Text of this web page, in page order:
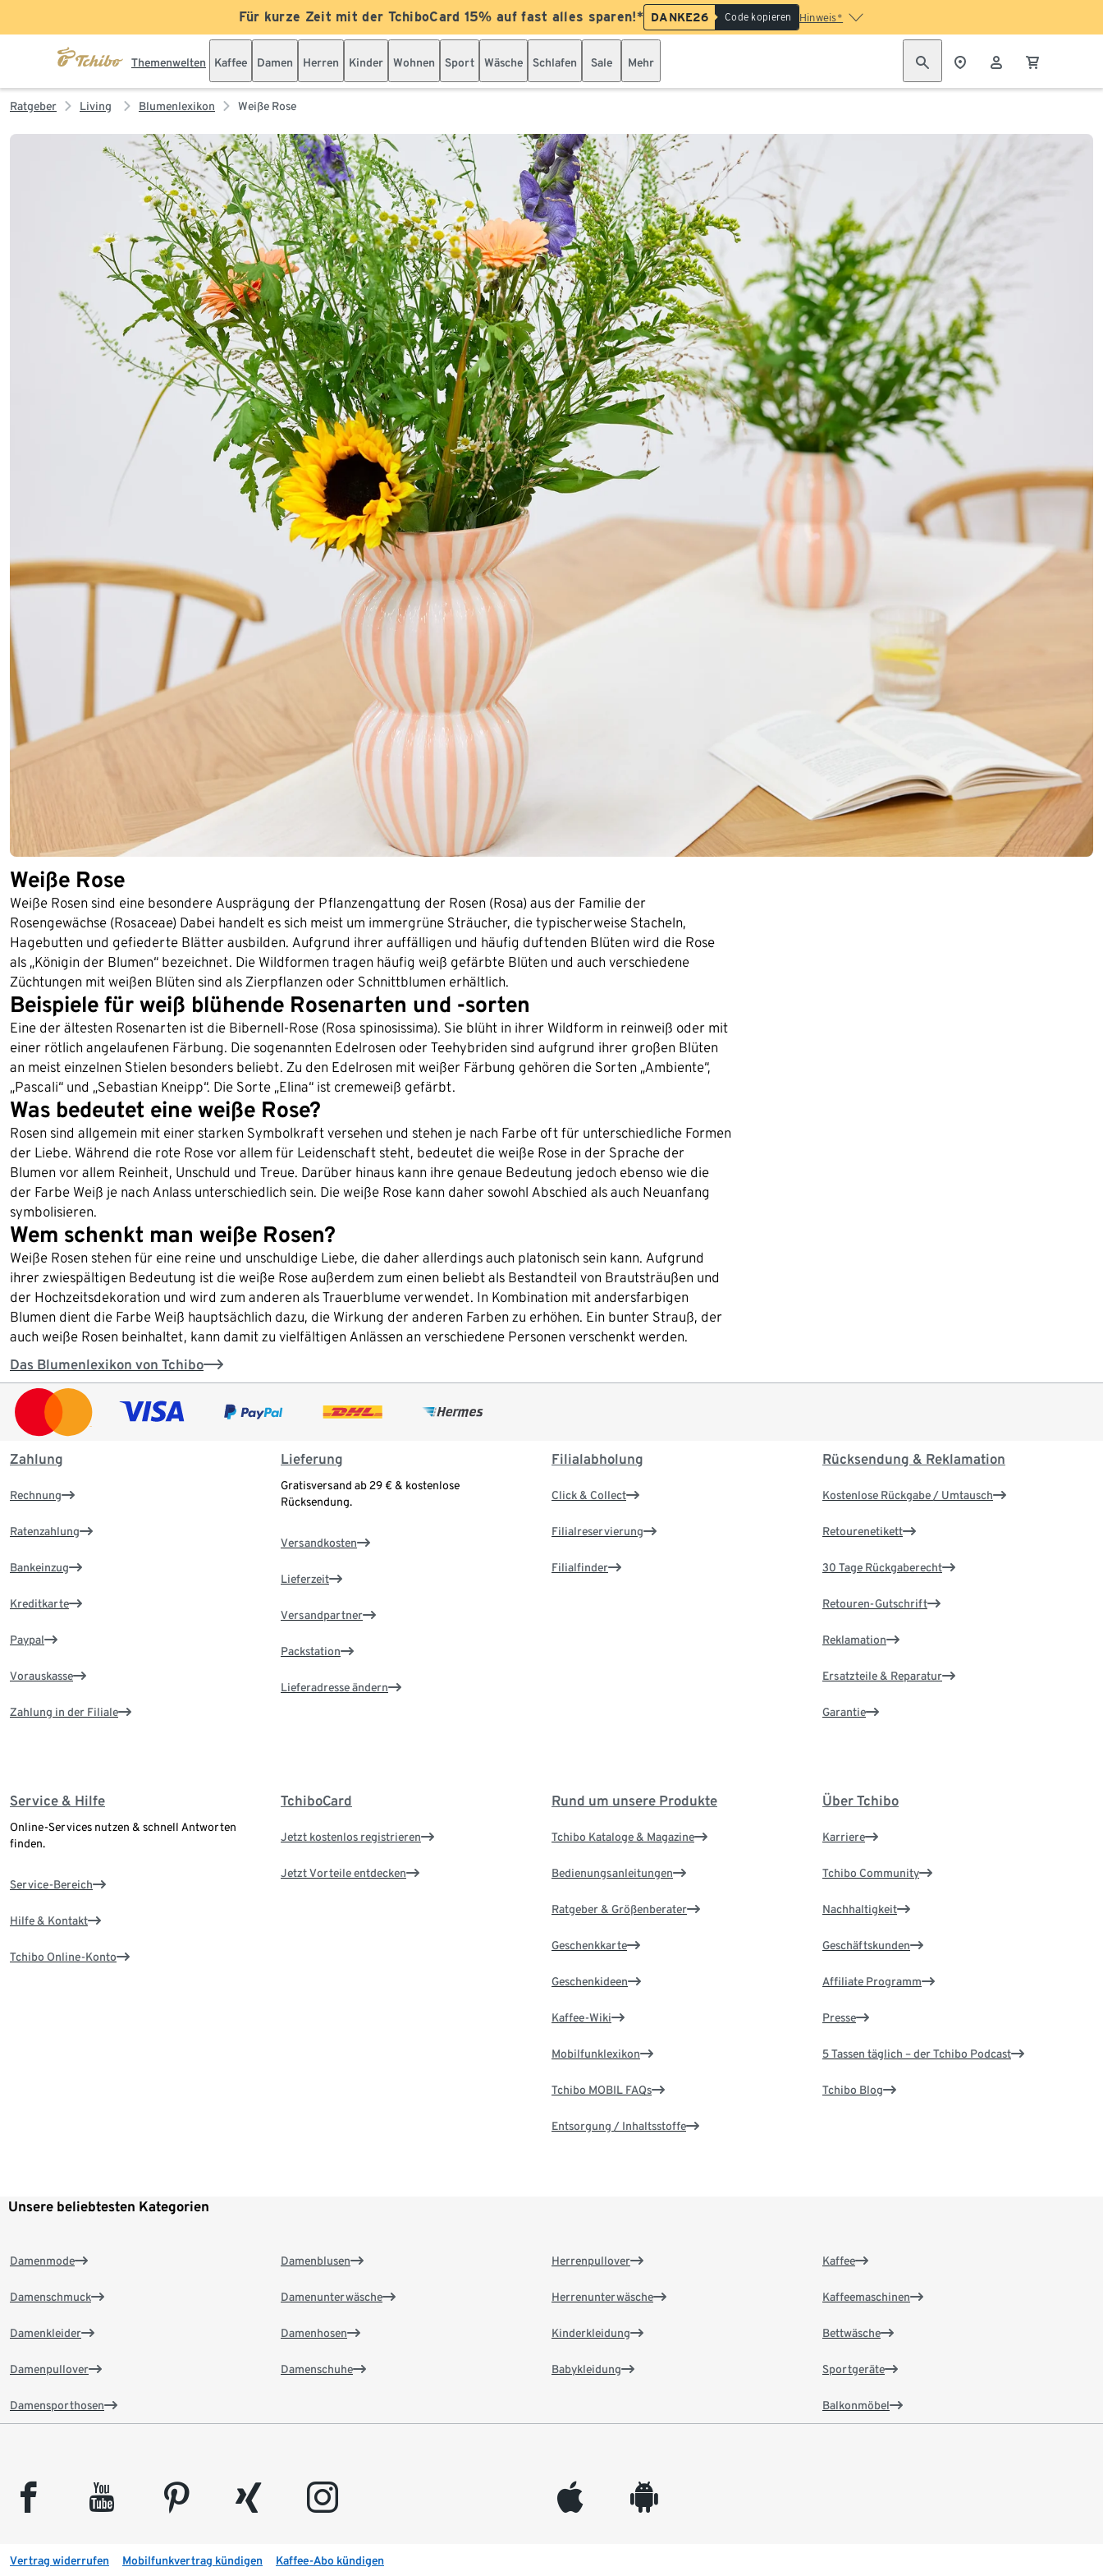
Für kurze Zeit mit der TchiboCard 15% auf fast alles sparen!* DANKE26 Code kopieren Hinweis*
Themenwelten Kaffee Damen Herren Kinder Wohnen Sport Wäsche Schlafen Sale Mehr
Ratgeber Living Blumenlexikon Weiße Rose
Weiße Rose
Weiße Rosen sind eine besondere Ausprägung der Pflanzengattung der Rosen (Rosa) aus der Familie der
Rosengewächse (Rosaceae) Dabei handelt es sich meist um immergrüne Sträucher, die typischerweise Stacheln,
Hagebutten und gefiederte Blätter ausbilden. Aufgrund ihrer auffälligen und häufig duftenden Blüten wird die Rose
als „Königin der Blumen“ bezeichnet. Die Wildformen tragen häufig weiß gefärbte Blüten und auch verschiedene
Züchtungen mit weißen Blüten sind als Zierpflanzen oder Schnittblumen erhältlich.
Beispiele für weiß blühende Rosenarten und -sorten
Eine der ältesten Rosenarten ist die Bibernell-Rose (Rosa spinosissima). Sie blüht in ihrer Wildform in reinweiß oder mit
einer rötlich angelaufenen Färbung. Die sogenannten Edelrosen oder Teehybriden sind aufgrund ihrer großen Blüten
an meist einzelnen Stielen besonders beliebt. Zu den Edelrosen mit weißer Färbung gehören die Sorten „Ambiente“,
„Pascali“ und „Sebastian Kneipp“. Die Sorte „Elina“ ist cremeweiß gefärbt.
Was bedeutet eine weiße Rose?
Rosen sind allgemein mit einer starken Symbolkraft versehen und stehen je nach Farbe oft für unterschiedliche Formen
der Liebe. Während die rote Rose vor allem für Leidenschaft steht, bedeutet die weiße Rose in der Sprache der
Blumen vor allem Reinheit, Unschuld und Treue. Darüber hinaus kann ihre genaue Bedeutung jedoch ebenso wie die
der Farbe Weiß je nach Anlass unterschiedlich sein. Die weiße Rose kann daher sowohl Abschied als auch Neuanfang
symbolisieren.
Wem schenkt man weiße Rosen?
Weiße Rosen stehen für eine reine und unschuldige Liebe, die daher allerdings auch platonisch sein kann. Aufgrund
ihrer zwiespältigen Bedeutung ist die weiße Rose außerdem zum einen beliebt als Bestandteil von Brautsträußen und
der Hochzeitsdekoration und wird zum anderen als Trauerblume verwendet. In Kombination mit andersfarbigen
Blumen dient die Farbe Weiß hauptsächlich dazu, die Wirkung der anderen Farben zu erhöhen. Ein bunter Strauß, der
auch weiße Rosen beinhaltet, kann damit zu vielfältigen Anlässen an verschiedene Personen verschenkt werden.
Das Blumenlexikon von Tchibo
Zahlung
Rechnung
Ratenzahlung
Bankeinzug
Kreditkarte
Paypal
Vorauskasse
Zahlung in der Filiale
Lieferung
Gratisversand ab 29 € & kostenlose
Rücksendung.
Versandkosten
Lieferzeit
Versandpartner
Packstation
Lieferadresse ändern
Filialabholung
Click & Collect
Filialreservierung
Filialfinder
Rücksendung & Reklamation
Kostenlose Rückgabe / Umtausch
Retourenetikett
30 Tage Rückgaberecht
Retouren-Gutschrift
Reklamation
Ersatzteile & Reparatur
Garantie
Service & Hilfe
Online-Services nutzen & schnell Antworten
finden.
Service-Bereich
Hilfe & Kontakt
Tchibo Online-Konto
TchiboCard
Jetzt kostenlos registrieren
Jetzt Vorteile entdecken
Rund um unsere Produkte
Tchibo Kataloge & Magazine
Bedienungsanleitungen
Ratgeber & Größenberater
Geschenkkarte
Geschenkideen
Kaffee-Wiki
Mobilfunklexikon
Tchibo MOBIL FAQs
Entsorgung / Inhaltsstoffe
Über Tchibo
Karriere
Tchibo Community
Nachhaltigkeit
Geschäftskunden
Affiliate Programm
Presse
5 Tassen täglich – der Tchibo Podcast
Tchibo Blog
Unsere beliebtesten Kategorien
Damenmode
Damenschmuck
Damenkleider
Damenpullover
Damensporthosen
Damenblusen
Damenunterwäsche
Damenhosen
Damenschuhe
Herrenpullover
Herrenunterwäsche
Kinderkleidung
Babykleidung
Kaffee
Kaffeemaschinen
Bettwäsche
Sportgeräte
Balkonmöbel
facebook youtube pinterest xing instagram appleinc android
Vertrag widerrufen Mobilfunkvertrag kündigen Kaffee-Abo kündigen